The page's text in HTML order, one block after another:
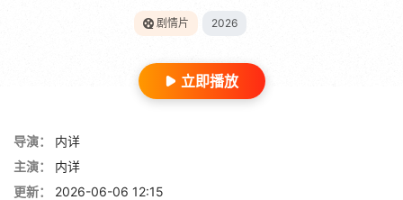
剧情片 2026
立即播放
导演：
内详
主演：
内详
更新：
2026-06-06 12:15